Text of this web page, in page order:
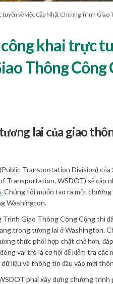
về việc Cập Nhật Chương Trình Giao
khai trực
Thông Công
xúc công khai
tiếp xúc công
kiện tiếp xúc
kiện tiếp xúc
lai của giao
Transportation Division)
Transportation, WSDOT) sẽ cập
(External link)
Chúng tôi muốn tạo ra một
Washington.
Giao Thông Công Cộng thì
trong tương lai ở Washington.
thức phối hợp chặt chẽ hơn,
vai trò là cơ hội để kiểm tra
liệu và thông tin đầu vào mới
phải xây dựng chương